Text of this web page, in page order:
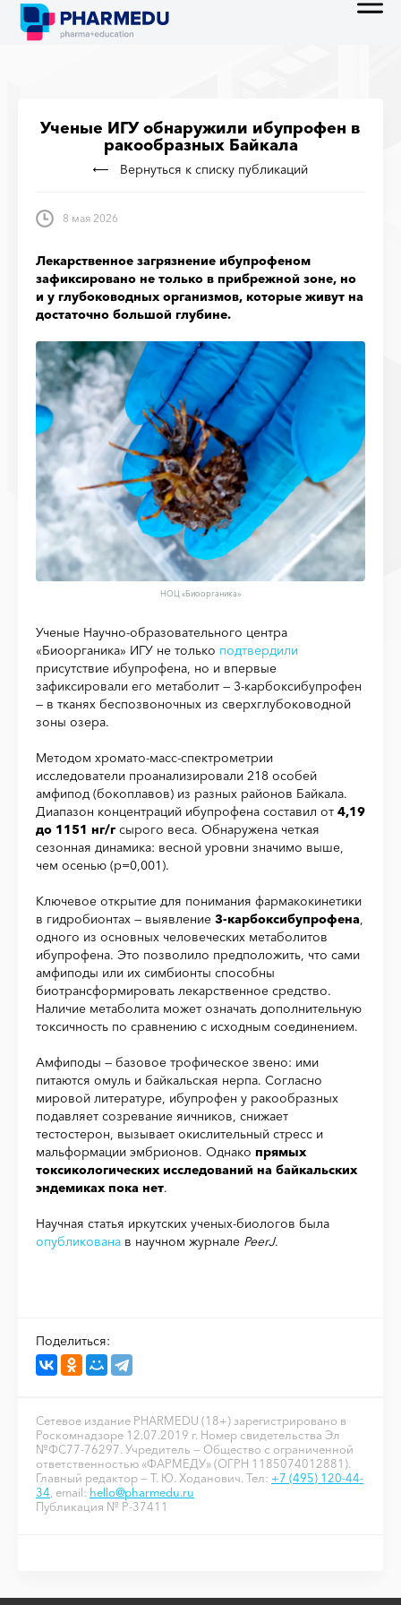
Ученые ИГУ обнаружили ибупрофен в
ракообразных Байкала
Вернуться к списку публикаций
8 мая 2026
Лекарственное загрязнение ибупрофеном
зафиксировано не только в прибрежной зоне, но
и у глубоководных организмов, которые живут на
достаточно большой глубине.
НОЦ «Биоорганика»
Ученые Научно-образовательного центра
«Биоорганика» ИГУ не только подтвердили
присутствие ибупрофена, но и впервые
зафиксировали его метаболит — 3-карбоксибупрофен
— в тканях беспозвоночных из сверхглубоководной
зоны озера.
Методом хромато-масс-спектрометрии
исследователи проанализировали 218 особей
амфипод (бокоплавов) из разных районов Байкала.
Диапазон концентраций ибупрофена составил от 4,19
до 1151 нг/г сырого веса. Обнаружена четкая
сезонная динамика: весной уровни значимо выше,
чем осенью (p=0,001).
Ключевое открытие для понимания фармакокинетики
в гидробионтах — выявление 3-карбоксибупрофена,
одного из основных человеческих метаболитов
ибупрофена. Это позволило предположить, что сами
амфиподы или их симбионты способны
биотрансформировать лекарственное средство.
Наличие метаболита может означать дополнительную
токсичность по сравнению с исходным соединением.
Амфиподы — базовое трофическое звено: ими
питаются омуль и байкальская нерпа. Согласно
мировой литературе, ибупрофен у ракообразных
подавляет созревание яичников, снижает
тестостерон, вызывает окислительный стресс и
мальформации эмбрионов. Однако прямых
токсикологических исследований на байкальских
эндемиках пока нет.
Научная статья иркутских ученых-биологов была
опубликована в научном журнале PeerJ.
Поделиться:
Сетевое издание PHARMEDU (18+) зарегистрировано в
Роскомнадзоре 12.07.2019 г. Номер свидетельства Эл
№ФС77-76297. Учредитель — Общество с ограниченной
ответственностью «ФАРМЕДУ» (ОГРН 1185074012881).
Главный редактор — Т. Ю. Ходанович. Тел: +7 (495) 120-44-
34, email: hello@pharmedu.ru
Публикация № P-37411